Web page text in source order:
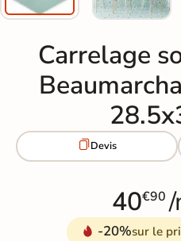
Carrelage
Devis
40€90
-20%sur le